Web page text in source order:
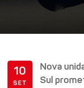
10
SET
Nova
Sul